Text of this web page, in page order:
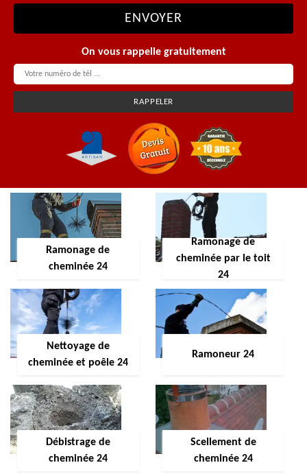
On vous rappelle gratuitement
Ramonage de
cheminée 24
Ramonage de
cheminée par le toit
24
Nettoyage de
cheminée et poêle 24
Ramoneur 24
Débistrage de
cheminée 24
Scellement de
cheminée 24